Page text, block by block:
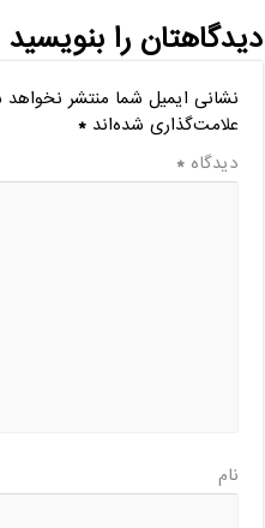
دیدگاهتان را بنویسید
نشانی ایمیل شما منتشر
علامت‌گذاری شده‌اند*
دیدگاه*
نام